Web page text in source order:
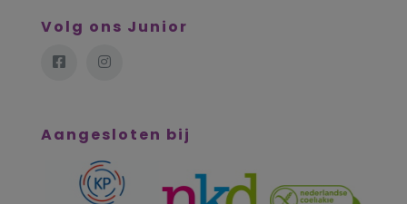
Volg ons Junior
Aangesloten bij